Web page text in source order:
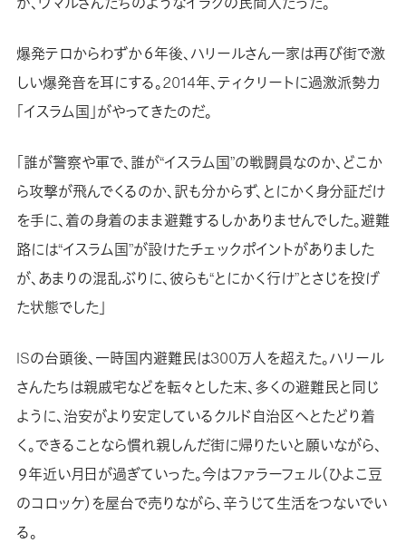
爆発テロからわずか６年後、ハリールさん一家は再び街で激
しい爆発音を耳にする。2014年、ティクリートに過激派勢力
「イスラム国」がやってきたのだ。
「誰が警察や軍で、誰が“イスラム国”の戦闘員なのか、どこか
ら攻撃が飛んでくるのか、訳も分からず、とにかく身分証だけ
を手に、着の身着のまま避難するしかありませんでした。避難
路には“イスラム国”が設けたチェックポイントがありました
が、あまりの混乱ぶりに、彼らも“とにかく行け”とさじを投げ
た状態でした」
ISの台頭後、一時国内避難民は300万人を超えた。ハリール
さんたちは親戚宅などを転々とした末、多くの避難民と同じ
ように、治安がより安定しているクルド自治区へとたどり着
く。できることなら慣れ親しんだ街に帰りたいと願いながら、
９年近い月日が過ぎていった。今はファラーフェル（ひよこ豆
のコロッケ）を屋台で売りながら、辛うじて生活をつないでい
る。